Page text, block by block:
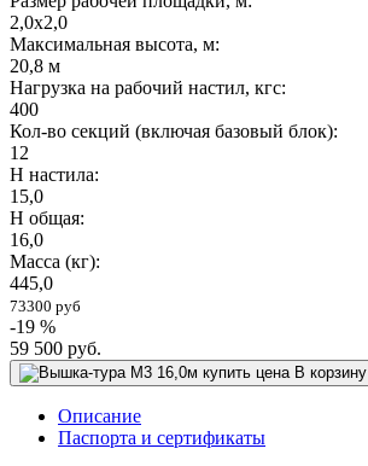
2,0х2,0
Максимальная высота, м:
20,8 м
Нагрузка на рабочий настил, кгс:
400
Кол-во секций (включая базовый блок):
12
Н настила:
15,0
Н общая:
16,0
Масса (кг):
445,0
73300 руб
-19 %
59 500 руб.
В корзину
Описание
Паспорта и сертификаты